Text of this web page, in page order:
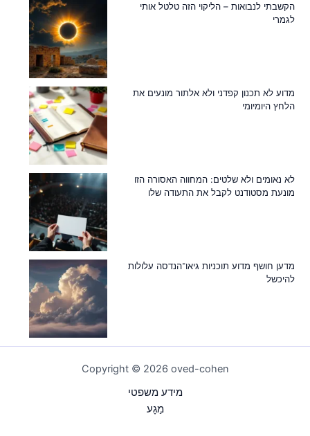
הקשבתי לנבואות – הליקוי הזה טלטל אותי
לגמרי
מדוע לא תכנון קפדני ולא אלתור מונעים את
הלחץ היומיומי
לא נאומים ולא שלטים: המחווה האסורה הזו
מונעת מסטודנט לקבל את התעודה שלו
מדען חושף מדוע תוכניות גיאו־הנדסה עלולות
להיכשל
Copyright © 2026 oved-cohen
מידע משפטי
מַגָע